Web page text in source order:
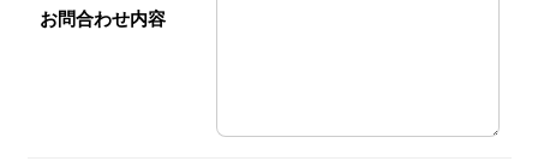
お問合わせ内容